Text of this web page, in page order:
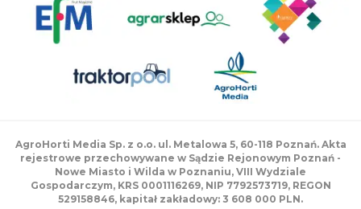
AgroHorti Media Sp. z o.o. ul. Metalowa 5, 60-118 Poznań. Akta
rejestrowe przechowywane w Sądzie Rejonowym Poznań -
Nowe Miasto i Wilda w Poznaniu, VIII Wydziale
Gospodarczym, KRS 0001116269, NIP 7792573719, REGON
529158846, kapitał zakładowy: 3 608 000 PLN.